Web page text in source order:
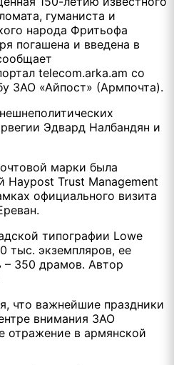
гуманиста и
народа Фритьофа
погашена и введена в
telecom.arka.am со
ЗАО «Айпост» (Армпочта).
Эдвард Налбандян и
марки была
Haypost Trust Management
официального визита
типографии Lowe
тыс. экземпляров, ее
– 350 драмов. Автор
что важнейшие праздники
внимания ЗАО
отражение в армянской